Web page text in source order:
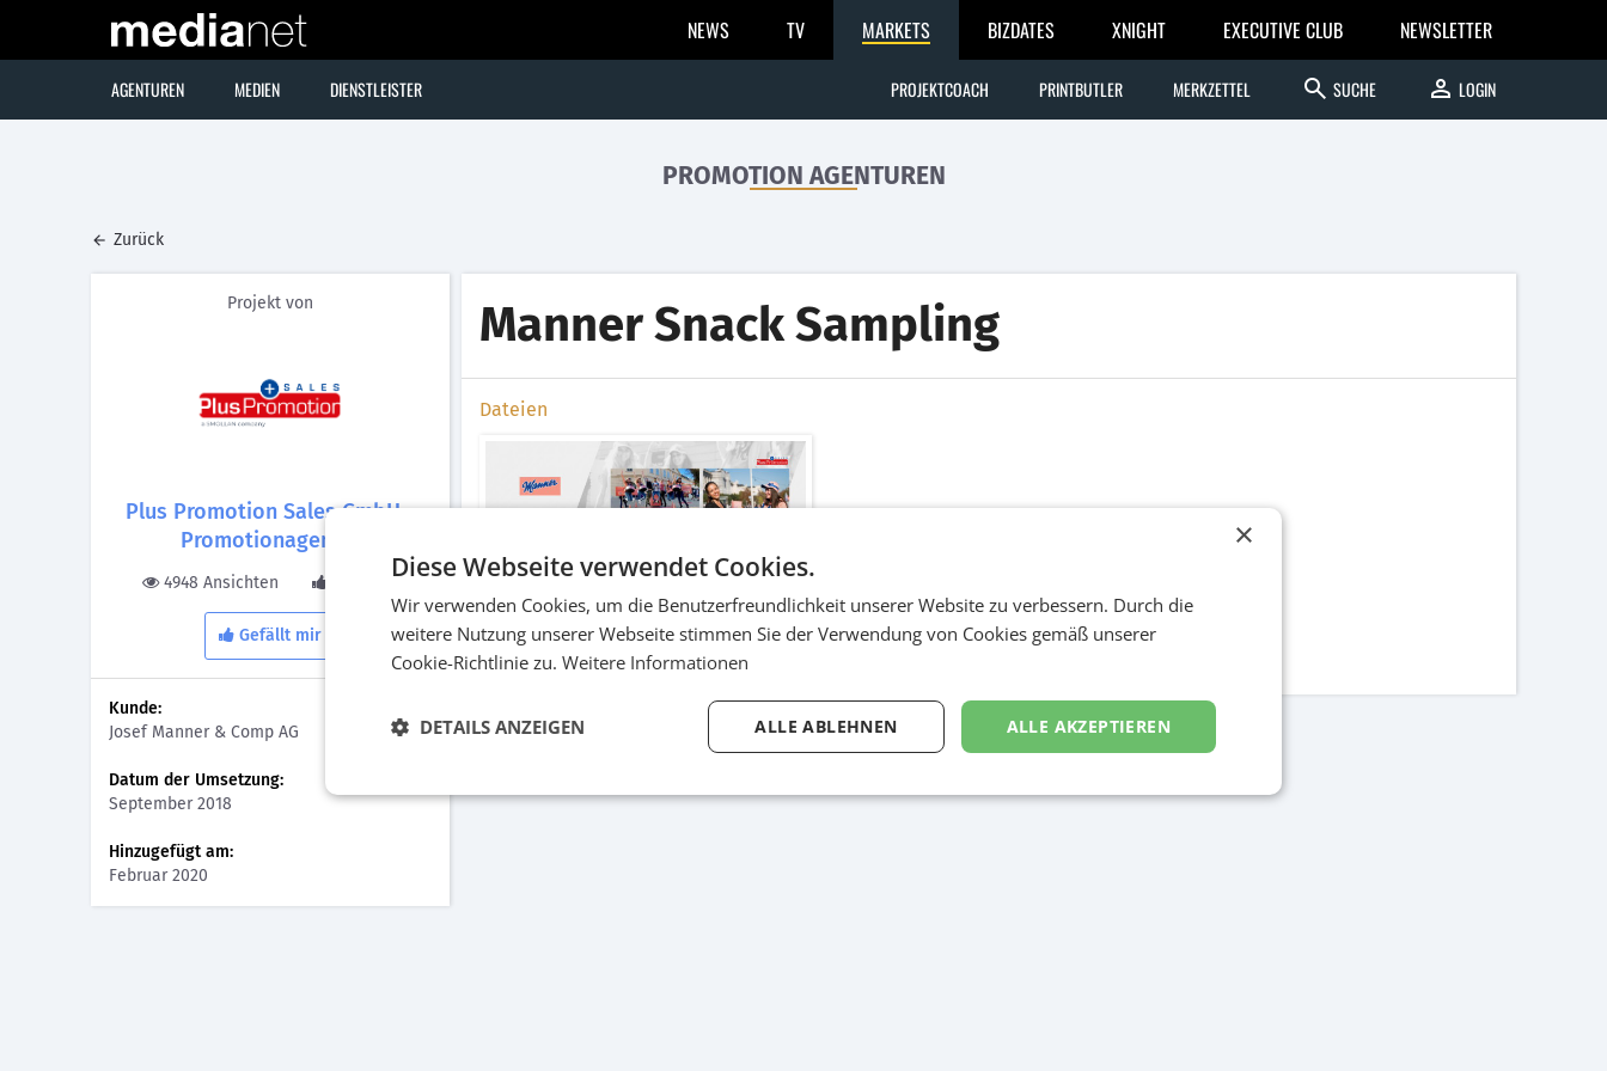
NEWS TV MARKETS BIZDATES XNIGHT EXECUTIVE CLUB NEWSLETTER
AGENTUREN MEDIEN DIENSTLEISTER PROJEKTCOACH PRINTBUTLER MERKZETTEL search SUCHE person LOGIN
PROMOTION AGENTUREN
Zurück
Projekt von
Plus Promotion Sales GmbH -
Promotionagentur
4948 Ansichten 0 Gefällt
Gefällt mir
Kunde:
Josef Manner & Comp AG
Datum der Umsetzung:
September 2018
Hinzugefügt am:
Februar 2020
Manner Snack Sampling
Dateien
Manner Snack Sampling
×
Diese Webseite verwendet Cookies.
Wir verwenden Cookies, um die Benutzerfreundlichkeit unserer Website zu verbessern. Durch die
weitere Nutzung unserer Webseite stimmen Sie der Verwendung von Cookies gemäß unserer
Cookie-Richtlinie zu. Weitere Informationen
ALLE AKZEPTIEREN
ALLE ABLEHNEN
DETAILS ANZEIGEN